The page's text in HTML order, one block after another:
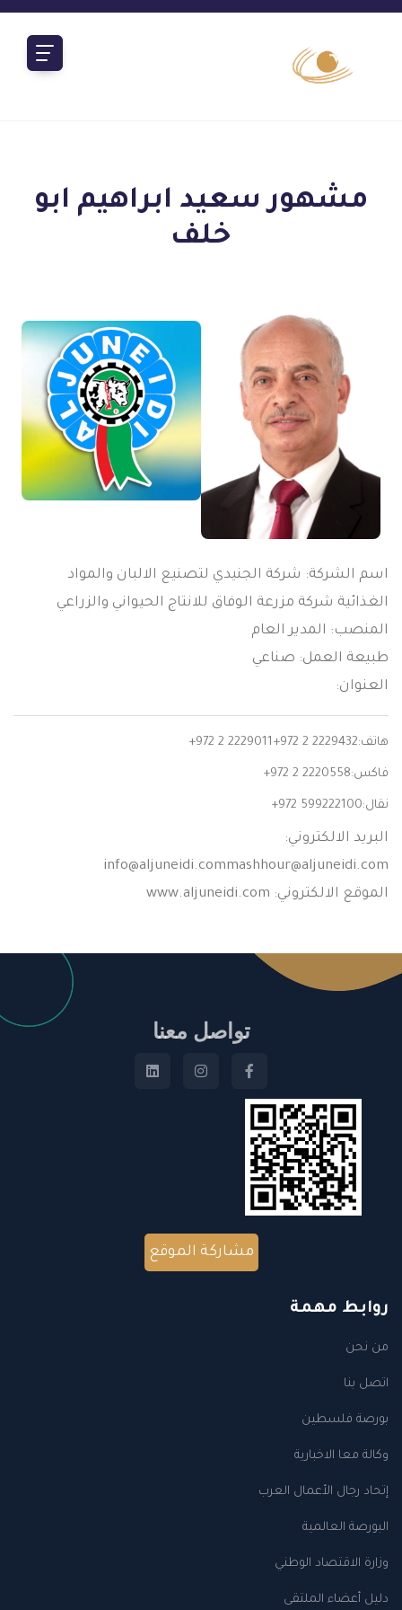
مشهور سعيد ابراهيم ابو
خلف
اسم الشركة: شركة الجنيدي لتصنيع الالبان والمواد
الغذائية شركة مزرعة الوفاق للانتاج الحيواني والزراعي
المنصب: المدير العام
طبيعة العمل: صناعي
العنوان:
هاتف:+972 2 2229011+972 2 2229432
فاكس:+972 2 2220558
نقال:+972 599222100
البريد الالكتروني:
info@aljuneidi.commashhour@aljuneidi.com
الموقع الالكتروني: www.aljuneidi.com
تواصل معنا
مشاركة الموقع
روابط مهمة
من نحن
اتصل بنا
بورصة فلسطين
وكالة معا الاخبارية
إتحاد رجال الأعمال العرب
البورصة العالمية
وزارة الاقتصاد الوطني
دليل أعضاء الملتقى